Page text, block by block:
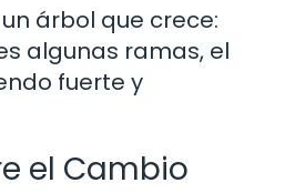
árbol que crece:
algunas ramas, el
fuerte y
el Cambio